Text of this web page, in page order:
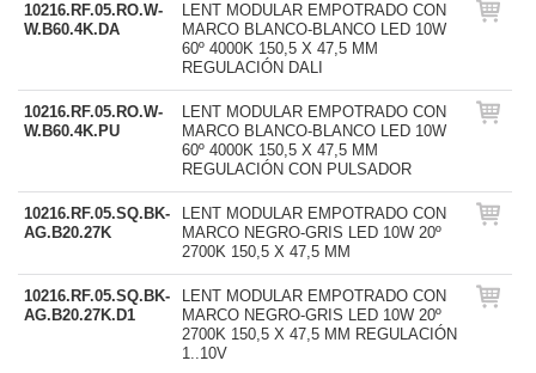
10216.RF.05.RO.W-
W.B60.4K.DA
LENT MODULAR EMPOTRADO CON
MARCO BLANCO-BLANCO LED 10W
60º 4000K 150,5 X 47,5 MM
REGULACIÓN DALI
10216.RF.05.RO.W-
W.B60.4K.PU
LENT MODULAR EMPOTRADO CON
MARCO BLANCO-BLANCO LED 10W
60º 4000K 150,5 X 47,5 MM
REGULACIÓN CON PULSADOR
10216.RF.05.SQ.BK-
AG.B20.27K
LENT MODULAR EMPOTRADO CON
MARCO NEGRO-GRIS LED 10W 20º
2700K 150,5 X 47,5 MM
10216.RF.05.SQ.BK-
AG.B20.27K.D1
LENT MODULAR EMPOTRADO CON
MARCO NEGRO-GRIS LED 10W 20º
2700K 150,5 X 47,5 MM REGULACIÓN
1..10V